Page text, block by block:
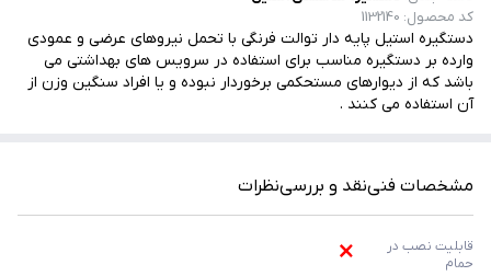
کد محصول:
1132140
دستگیره استیل پایه دار توالت فرنگی با تحمل نیروهای عرضی و عمودی
وارده بر دستگیره مناسب برای استفاده در سرویس های بهداشتی می
باشد که از دیوارهای مستحکمی برخوردار نبوده و یا افراد سنگین وزن از
آن استفاده می کنند .
مشخصات فنینقد و بررسینظرات
حمام